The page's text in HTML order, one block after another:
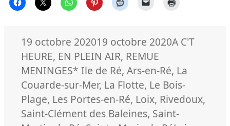
Publié
le
19 octobre 202019 octobre 2020Catégories
A C'T
HEURE, EN PLEIN AIR, REMUE
MENINGESMots-
clés
* Ile de Ré,Ars-en-Ré, La
Couarde-sur-Mer, La Flotte, Le Bois-
Plage, Les Portes-en-Ré, Loix, Rivedoux,
Saint-Clément des Baleines, Saint-